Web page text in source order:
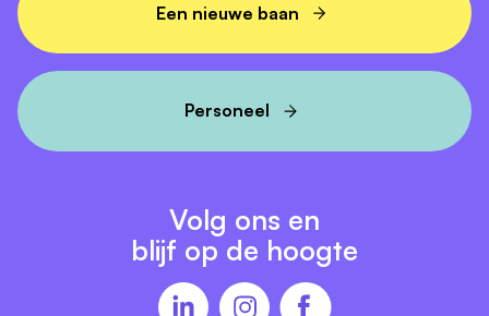
Een nieuwe baan
Personeel
Volg ons en
blijf op de hoogte